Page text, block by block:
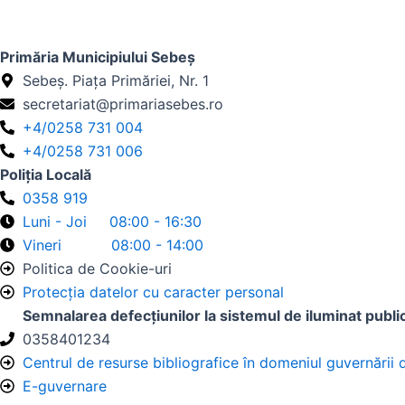
Primăria Municipiului Sebeș
Sebeș. Piața Primăriei, Nr. 1
secretariat@primariasebes.ro
+4/0258 731 004
+4/0258 731 006
Poliția Locală
0358 919
Luni - Joi 08:00 - 16:30
Vineri 08:00 - 14:00
Politica de Cookie-uri
Protecția datelor cu caracter personal
Semnalarea defecțiunilor la sistemul de iluminat
0358401234
Centrul de resurse bibliografice în domeniul guvernării
E-guvernare